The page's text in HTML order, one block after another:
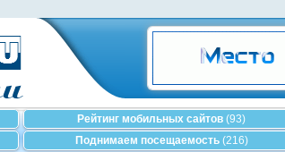
Рейтинг мобильных сайтов (93)
Поднимаем посещаемость(216)